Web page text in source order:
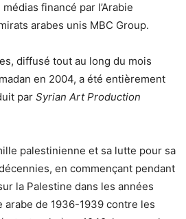
financé par l’Arabie
arabes unis MBC Group.
diffusé tout au long du mois
en 2004, a été entièrement
par Syrian Art Production
palestinienne et sa lutte pour sa
en commençant pendant
la Palestine dans les années
arabe de 1936-1939 contre les